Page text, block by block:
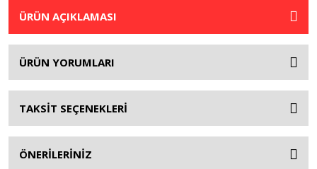
ÜRÜN AÇIKLAMASI
ÜRÜN YORUMLARI
TAKSİT SEÇENEKLERİ
ÖNERİLERİNİZ